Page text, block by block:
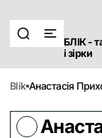
БЛІК -
і зірки
blik Анастасія